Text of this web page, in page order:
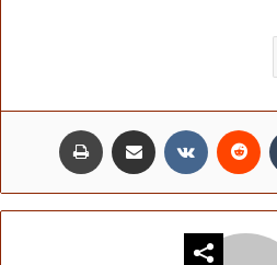
مشاركة عبر البريد